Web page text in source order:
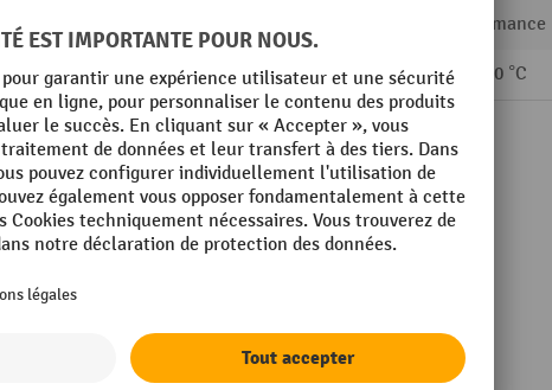
Performance
Résistant à la température -40 - 90 °C